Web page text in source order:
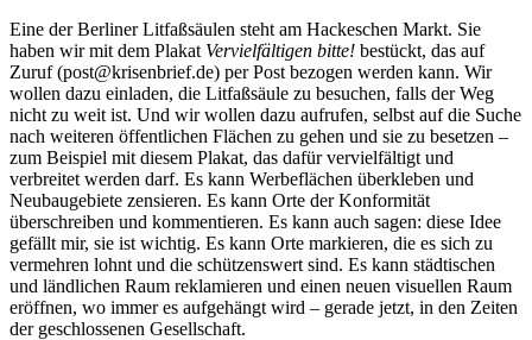
Eine der Berliner Litfaßsäulen steht am Hackeschen Markt. Sie
haben wir mit dem Plakat Vervielfältigen bitte! bestückt, das auf
Zuruf (post@krisenbrief.de) per Post bezogen werden kann. Wir
wollen dazu einladen, die Litfaßsäule zu besuchen, falls der Weg
nicht zu weit ist. Und wir wollen dazu aufrufen, selbst auf die Suche
nach weiteren öffentlichen Flächen zu gehen und sie zu besetzen –
zum Beispiel mit diesem Plakat, das dafür vervielfältigt und
verbreitet werden darf. Es kann Werbeflächen überkleben und
Neubaugebiete zensieren. Es kann Orte der Konformität
überschreiben und kommentieren. Es kann auch sagen: diese Idee
gefällt mir, sie ist wichtig. Es kann Orte markieren, die es sich zu
vermehren lohnt und die schützenswert sind. Es kann städtischen
und ländlichen Raum reklamieren und einen neuen visuellen Raum
eröffnen, wo immer es aufgehängt wird – gerade jetzt, in den Zeiten
der geschlossenen Gesellschaft.